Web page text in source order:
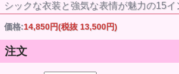
シックな衣装と強気な表情が魅力の15イ
価格:14,850円(税抜 13,500円)
注文